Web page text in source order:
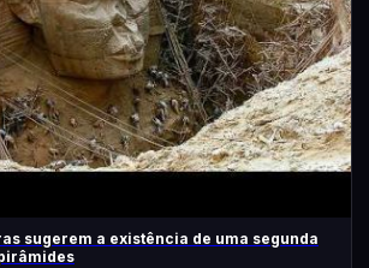
sugerem a existência de uma segunda